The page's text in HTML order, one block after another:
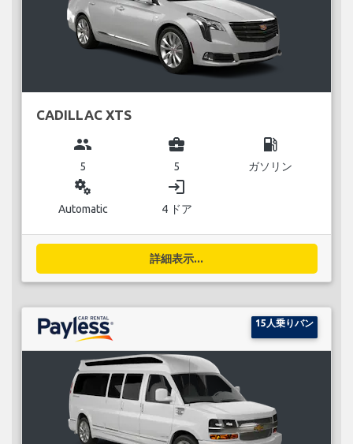
CADILLAC XTS
group
5
business_center
5
local_gas_station
ガソリン
miscellaneous_services
Automatic
login
4 ドア
詳細表示...
15人乗りバン